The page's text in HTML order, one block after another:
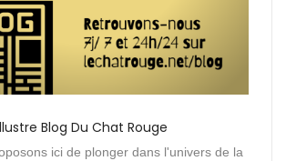
Blog Du Chat Rouge
ici de plonger dans l'univers de la